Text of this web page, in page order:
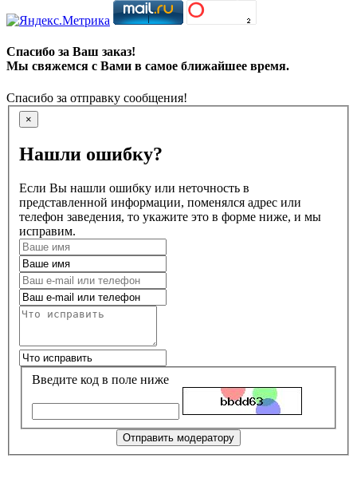
Спасибо за Ваш заказ!
Мы свяжемся с Вами в самое ближайшее время.
Спасибо за отправку сообщения!
×
Нашли ошибку?
Если Вы нашли ошибку или неточность в
представленной информации, поменялся адрес или
телефон заведения, то укажите это в форме ниже, и мы
исправим.
Введите код в поле ниже
Отправить модератору